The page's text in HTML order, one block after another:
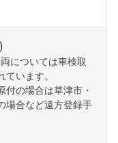
については車検取
います。
の場合は草津市・
場合など遠方登録手